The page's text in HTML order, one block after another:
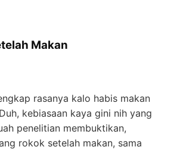
Makan
rasanya kalo habis makan
kebiasaan kaya gini nih yang
penelitian membuktikan,
rokok setelah makan, sama